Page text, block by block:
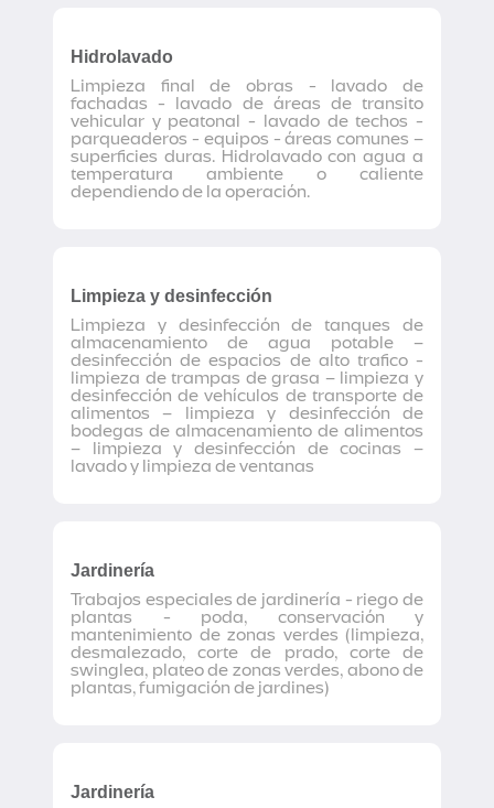
Hidrolavado
Limpieza final de obras - lavado de
fachadas - lavado de áreas de transito
vehicular y peatonal - lavado de techos -
parqueaderos - equipos - áreas comunes –
superficies duras. Hidrolavado con agua a
temperatura ambiente o caliente
dependiendo de la operación.
Limpieza y desinfección
Limpieza y desinfección de tanques de
almacenamiento de agua potable –
desinfección de espacios de alto trafico -
limpieza de trampas de grasa – limpieza y
desinfección de vehículos de transporte de
alimentos – limpieza y desinfección de
bodegas de almacenamiento de alimentos
– limpieza y desinfección de cocinas –
lavado y limpieza de ventanas
Jardinería
Trabajos especiales de jardinería - riego de
plantas - poda, conservación y
mantenimiento de zonas verdes (limpieza,
desmalezado, corte de prado, corte de
swinglea, plateo de zonas verdes, abono de
plantas, fumigación de jardines)
Jardinería